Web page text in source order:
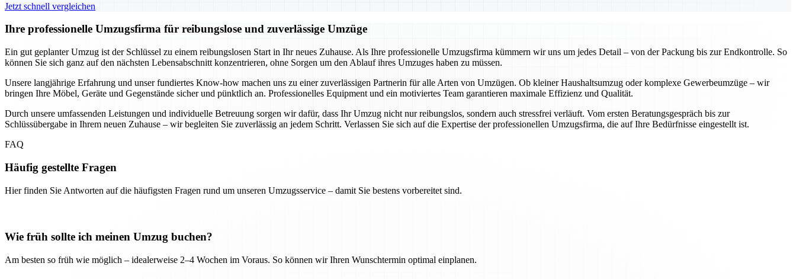
Jetzt schnell vergleichen
Ihre professionelle Umzugsfirma für reibungslose und zuverlässige Umzüge
Ein gut geplanter Umzug ist der Schlüssel zu einem reibungslosen Start in Ihr neues Zuhause. Als Ihre professionelle Umzugsfirma kümmern wir uns um jedes Detail – von der Packung bis zur Endkontrolle. So
können Sie sich ganz auf den nächsten Lebensabschnitt konzentrieren, ohne Sorgen um den Ablauf ihres Umzuges haben zu müssen.
Unsere langjährige Erfahrung und unser fundiertes Know-how machen uns zu einer zuverlässigen Partnerin für alle Arten von Umzügen. Ob kleiner Haushaltsumzug oder komplexe Gewerbeumzüge – wir
bringen Ihre Möbel, Geräte und Gegenstände sicher und pünktlich an. Professionelles Equipment und ein motiviertes Team garantieren maximale Effizienz und Qualität.
Durch unsere umfassenden Leistungen und individuelle Betreuung sorgen wir dafür, dass Ihr Umzug nicht nur reibungslos, sondern auch stressfrei verläuft. Vom ersten Beratungsgespräch bis zur
Schlüssübergabe in Ihrem neuen Zuhause – wir begleiten Sie zuverlässig an jedem Schritt. Verlassen Sie sich auf die Expertise der professionellen Umzugsfirma, die auf Ihre Bedürfnisse eingestellt ist.
FAQ
Häufig gestellte Fragen
Hier finden Sie Antworten auf die häufigsten Fragen rund um unseren Umzugsservice – damit Sie bestens vorbereitet sind.
Wie früh sollte ich meinen Umzug buchen?
Am besten so früh wie möglich – idealerweise 2–4 Wochen im Voraus. So können wir Ihren Wunschtermin optimal einplanen.